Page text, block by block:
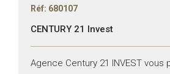
Réf: 680107
CENTURY 21 Invest
Agence Century 21 INVEST vous